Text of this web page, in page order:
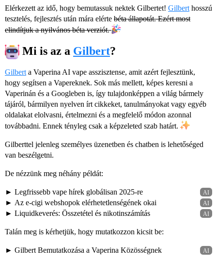
Elérkezett az idő, hogy bemutassuk nektek Gilbertet! Gilbert hosszú
tesztelés, fejlesztés után mára elérte béta állapotát. Ezért most
elindítjuk a nyilvános béta verziót.
Mi is az a Gilbert?
Gilbert a Vaperina AI vape asszisztense, amit azért fejlesztünk,
hogy segítsen a Vapereknek. Sok más mellett, képes keresni a
Vaperinán és a Googleben is, így tulajdonképpen a világ bármely
tájáról, bármilyen nyelven írt cikkeket, tanulmányokat vagy egyéb
oldalakat elolvasni, értelmezni és a megfelelő módon azonnal
továbbadni. Ennek tényleg csak a képzeleted szab határt.
Gilberttel jelenleg személyes üzenetben és chatben is lehetőséged
van beszélgetni.
De nézzünk meg néhány példát:
Legfrissebb vape hírek globálisan 2025-re AI
Az e-cigi webshopok elérhetetlenségének okai AI
Liquidkeverés: Összetétel és nikotinszámítás AI
Talán meg is kérhetjük, hogy mutatkozzon kicsit be:
Gilbert Bemutatkozása a Vaperina Közösségnek AI